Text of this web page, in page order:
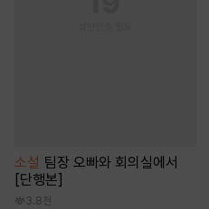
소설 팀장 오빠와 회의실에서
[단행본]
3.8천